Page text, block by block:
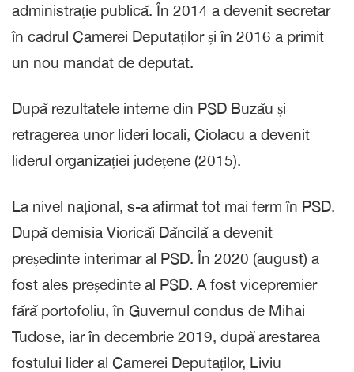
administrație publică. În 2014 a devenit secretar
în cadrul Camerei Deputaților și în 2016 a primit
un nou mandat de deputat.
După rezultatele interne din PSD Buzău și
retragerea unor lideri locali, Ciolacu a devenit
liderul organizației județene (2015).
La nivel național, s-a afirmat tot mai ferm în PSD.
După demisia Vioricăi Dăncilă a devenit
președinte interimar al PSD. În 2020 (august) a
fost ales președinte al PSD. A fost vicepremier
fără portofoliu, în Guvernul condus de Mihai
Tudose, iar în decembrie 2019, după arestarea
fostului lider al Camerei Deputaților, Liviu